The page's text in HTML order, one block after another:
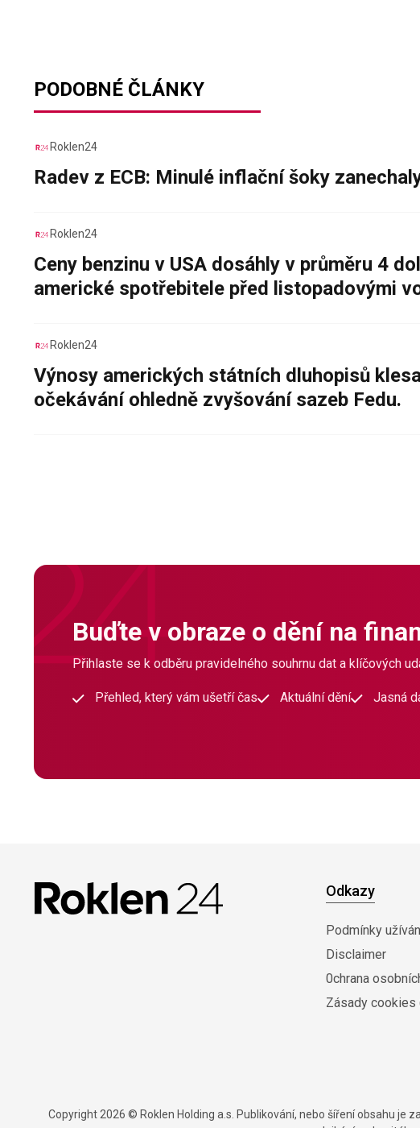
PODOBNÉ ČLÁNKY
Roklen24
Radev z ECB: Minulé inflační šoky
Roklen24
Ceny benzinu v USA dosáhly v průměru 4
americké spotřebitele před listopadovými
Roklen24
Výnosy amerických státních dluhopisů
očekávání ohledně zvyšování sazeb Fedu.
Buďte v obraze o dění na
Přihlaste se k odběru pravidelného souhrnu dat a klíčových
Přehled, který vám ušetří čas Aktuální dění Jasná
Odkazy
Podmínky
Disclaimer
0chrana
Zásady cookies
Copyright 2026 © Roklen Holding a.s. Publikování, nebo šíření obsahu